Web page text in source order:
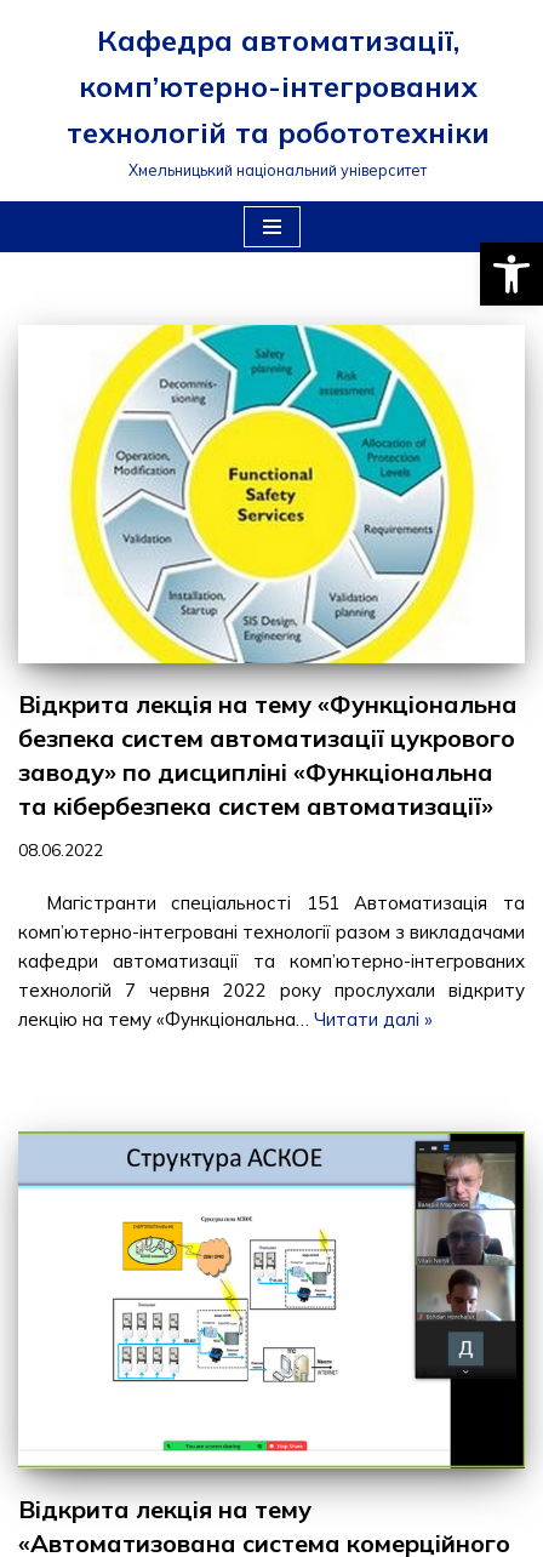
вмісту
Кафедра автоматизації,
комп’ютерно-інтегрованих
технологій та робототехніки
Хмельницький національний університет
Відкрита лекція на тему «Функціональна
безпека систем автоматизації цукрового
заводу» по дисципліні «Функціональна
та кібербезпека систем автоматизації»
08.06.2022
Магістранти спеціальності 151 Автоматизація та
комп’ютерно-інтегровані технології разом з викладачами
кафедри автоматизації та комп’ютерно-інтегрованих
технологій 7 червня 2022 року прослухали відкриту
лекцію на тему «Функціональна… Читати далі »
Відкрита лекція на тему
«Автоматизована система комерційного